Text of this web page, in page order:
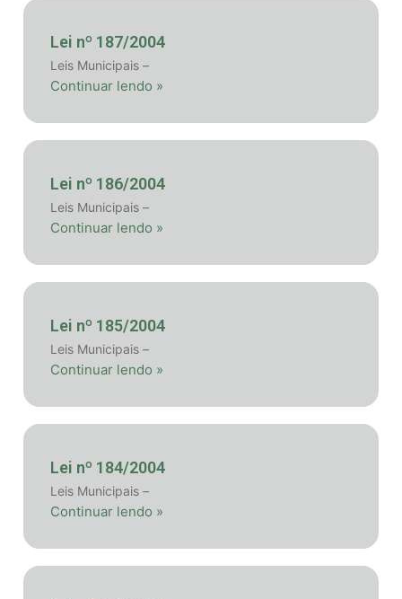
Lei nº 187/2004
Leis Municipais –
Continuar lendo »
Lei nº 186/2004
Leis Municipais –
Continuar lendo »
Lei nº 185/2004
Leis Municipais –
Continuar lendo »
Lei nº 184/2004
Leis Municipais –
Continuar lendo »